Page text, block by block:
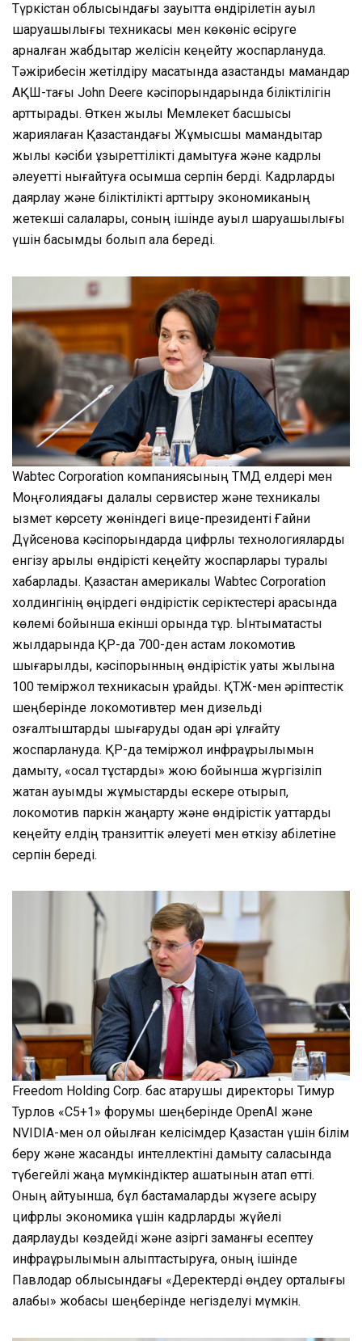
Түркістан облысындағы зауытта өндірілетін ауыл
шаруашылығы техникасы мен көкөніс өсіруге
арналған жабдықтар желісін кеңейту жоспарлануда.
Тәжірибесін жетілдіру мақсатында қазақстандық мамандар
АҚШ-тағы John Deere кәсіпорындарында біліктілігін
арттырады. Өткен жылы Мемлекет басшысы
жариялаған Қазақстандағы Жұмысшы мамандықтар
жылы кәсіби құзыреттілікті дамытуға және кадрлық
әлеуетті нығайтуға қосымша серпін берді. Кадрларды
даярлау және біліктілікті арттыру экономиканың
жетекші салалары, соның ішінде ауыл шаруашылығы
үшін басымдық болып қала береді.
Wabtec Corporation компаниясының ТМД елдері мен
Моңғолиядағы далалық сервистер және техникалық
қызмет көрсету жөніндегі вице-президенті Ғайни
Дүйсенова кәсіпорындарда цифрлық технологияларды
енгізу арқылы өндірісті кеңейту жоспарлары туралы
хабарлады. Қазақстан америкалық Wabtec Corporation
холдингінің өңірдегі өндірістік серіктестері арасында
көлемі бойынша екінші орында тұр. Ынтымақтастық
жылдарында ҚР-да 700-ден астам локомотив
шығарылды, кәсіпорынның өндірістік қуаты жылына
100 теміржол техникасын құрайды. ҚТЖ-мен әріптестік
шеңберінде локомотивтер мен дизельді
қозғалтқыштарды шығаруды одан әрі ұлғайту
жоспарлануда. ҚР-да теміржол инфрақұрылымын
дамыту, «осал тұстарды» жою бойынша жүргізіліп
жатқан ауқымды жұмыстарды ескере отырып,
локомотив паркін жаңарту және өндірістік қуаттарды
кеңейту елдің транзиттік әлеуеті мен өткізу қабілетіне
серпін береді.
Freedom Holding Corp. бас атқарушы директоры Тимур
Турлов «C5+1» форумы шеңберінде OpenAI және
NVIDIA-мен қол қойылған келісімдер Қазақстан үшін білім
беру және жасанды интеллектіні дамыту саласында
түбегейлі жаңа мүмкіндіктер ашатынын атап өтті.
Оның айтуынша, бұл бастамаларды жүзеге асыру
цифрлық экономика үшін кадрларды жүйелі
даярлауды көздейді және қазіргі заманғы есептеу
инфрақұрылымын қалыптастыруға, оның ішінде
Павлодар облысындағы «Деректерді өңдеу орталығы
алқабы» жобасы шеңберінде негізделуі мүмкін.